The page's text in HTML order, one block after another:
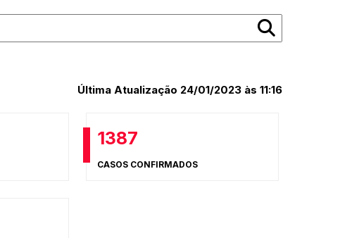
Última Atualização 24/01/2023 às 11:16
1387
CASOS CONFIRMADOS